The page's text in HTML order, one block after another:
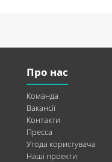
Про нас
Команда
Вакансії
Контакти
Пресса
Угода користувача
Наші проекти